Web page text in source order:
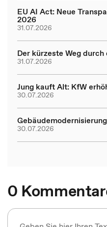
EU AI Act: Neue
2026
31.07.2026
Der kürzeste Weg
31.07.2026
Jung kauft Alt: KfW
30.07.2026
30.07.2026
0